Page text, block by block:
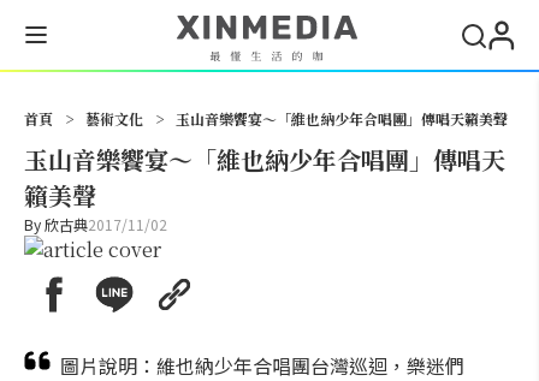
首頁 > 藝術文化 > 玉山音樂饗宴～「維也納少年合唱團」傳唱天籟美聲
玉山音樂饗宴～「維也納少年合唱團」傳唱天
籟美聲
By欣古典2017/11/02
圖片說明：維也納少年合唱團台灣巡迴，樂迷們